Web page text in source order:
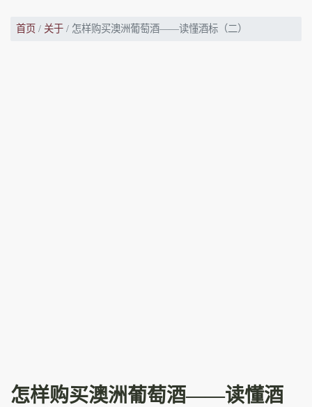
首页 关于 怎样购买澳洲葡萄酒——读懂酒标（二）
怎样购买澳洲葡萄酒——读懂酒